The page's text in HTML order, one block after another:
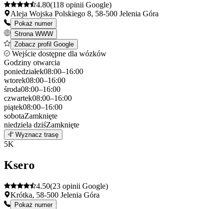
4.80(118 opinii Google)
Aleja Wojska Polskiego 8, 58-500 Jelenia Góra
Pokaż numer
Strona WWW
Zobacz profil Google
Wejście dostępne dla wózków
Godziny otwarcia
poniedziałek08:00–16:00
wtorek08:00–16:00
środa08:00–16:00
czwartek08:00–16:00
piątek08:00–16:00
sobotaZamknięte
niedziela dziśZamknięte
+
Wyznacz trasę
5K
Ksero
4.50(23 opinii Google)
Krótka, 58-500 Jelenia Góra
Pokaż numer